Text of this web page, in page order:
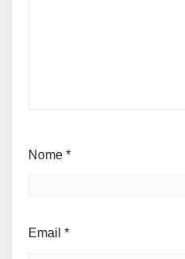
Nome *
Email *